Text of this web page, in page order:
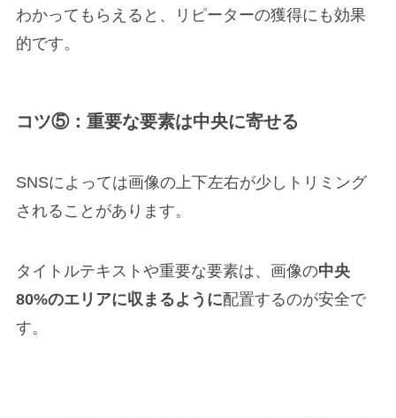
わかってもらえると、リピーターの獲得にも効果
的です。
コツ⑤：重要な要素は中央に寄せる
SNSによっては画像の上下左右が少しトリミング
されることがあります。
タイトルテキストや重要な要素は、画像の中央
80%のエリアに収まるように配置するのが安全で
す。